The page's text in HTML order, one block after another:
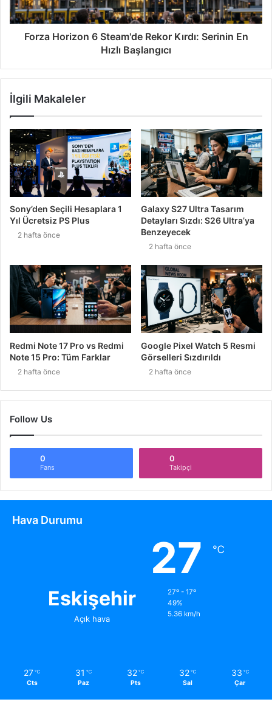
Forza Horizon 6 Steam'de Rekor Kırdı: Serinin En
Hızlı Başlangıcı
İlgili Makaleler
Sony’den Seçili Hesaplara 1
Yıl Ücretsiz PS Plus
2 hafta önce
Galaxy S27 Ultra Tasarım
Detayları Sızdı: S26 Ultra’ya
Benzeyecek
2 hafta önce
Redmi Note 17 Pro vs Redmi
Note 15 Pro: Tüm Farklar
2 hafta önce
Google Pixel Watch 5 Resmi
Görselleri Sızdırıldı
2 hafta önce
Follow Us
0
Fans
0
Takipçi
Hava Durumu
Eskişehir
Açık hava
27 ℃
27º - 17º
49%
5.36 km/h
27 ℃
Cts
31 ℃
Paz
32 ℃
Pts
32 ℃
Sal
33 ℃
Çar